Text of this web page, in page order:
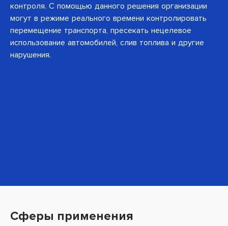
контроля. С помощью данного решения организации
могут в режиме реального времени контролировать
перемещение транспорта, пресекать нецелевое
использование автомобилей, слив топлива и другие
нарушения.
Сферы применения